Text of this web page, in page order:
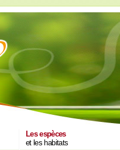
Les espèces
et les habitats